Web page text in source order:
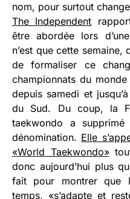
nom, pour surtout
The Independent
être abordée lors
n’est que cette
de formaliser ce
championnats du
depuis samedi et
du Sud. Du coup, la
taekwondo a
dénomination. Elle
«World Taekwondo»
donc aujourd’hui plus
fait pour montrer que
temps, «s’adapte et